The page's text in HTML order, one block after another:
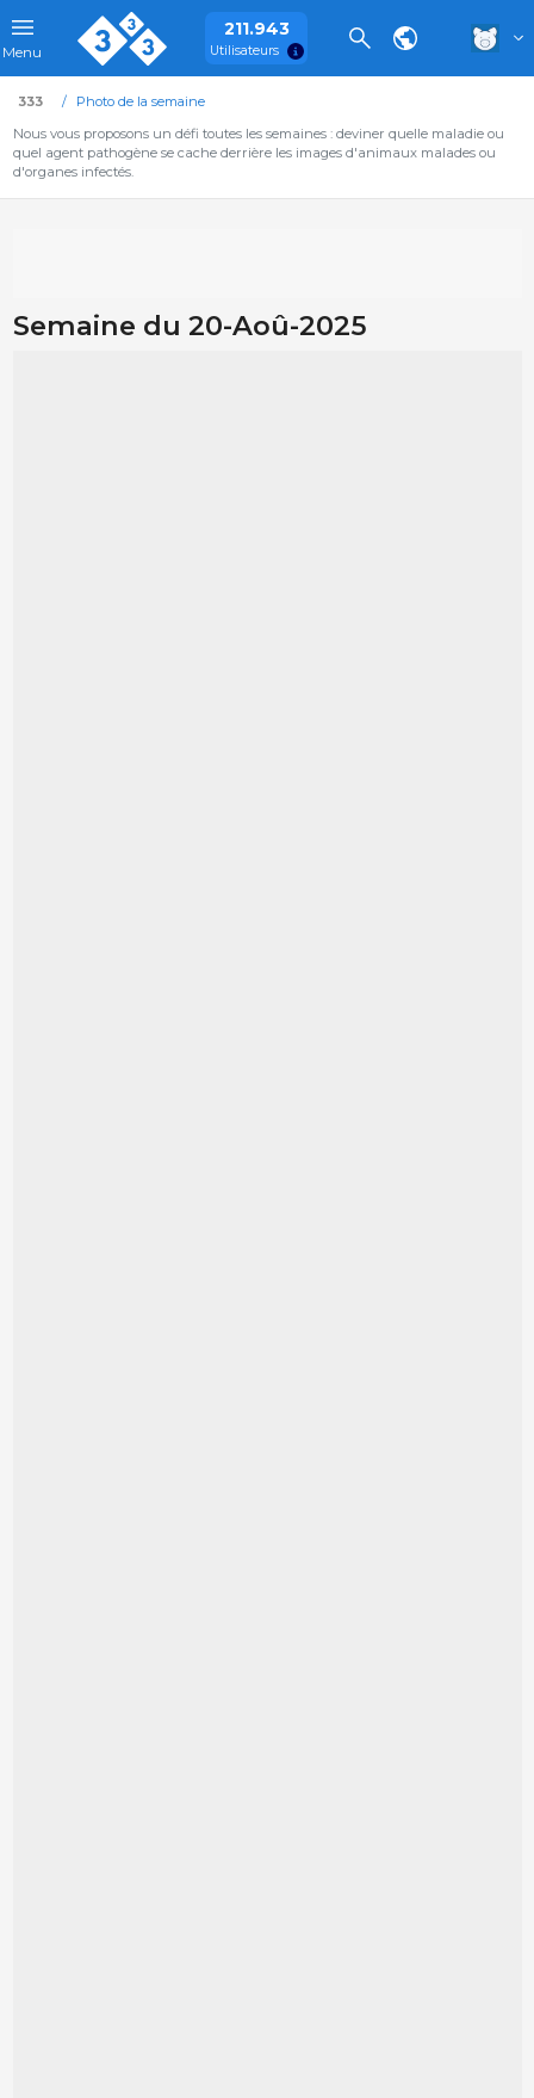
Menu
211.943
Utilisateurs
333
Photo de la semaine
Nous vous proposons un défi toutes les semaines : deviner quelle maladie ou
quel agent pathogène se cache derrière les images d'animaux malades ou
d'organes infectés.
Semaine du 20-Aoû-2025